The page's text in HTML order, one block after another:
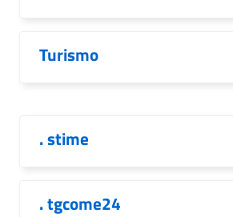
Turismo
. stime
. tgcome24